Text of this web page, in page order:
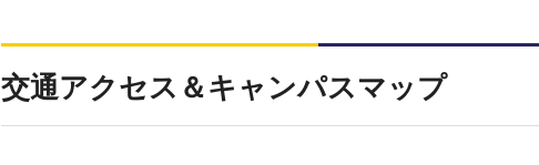
交通アクセス＆キャンパスマップ